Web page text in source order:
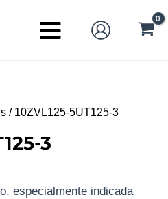
Main
/ 10ZVL125-5UT125-3
3
especialmente indicada